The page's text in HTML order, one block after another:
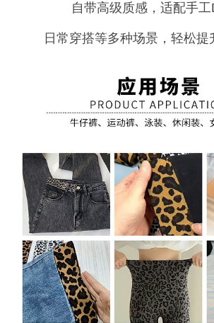
自带高级质感，适配手工
日常穿搭等多种场景，轻松提